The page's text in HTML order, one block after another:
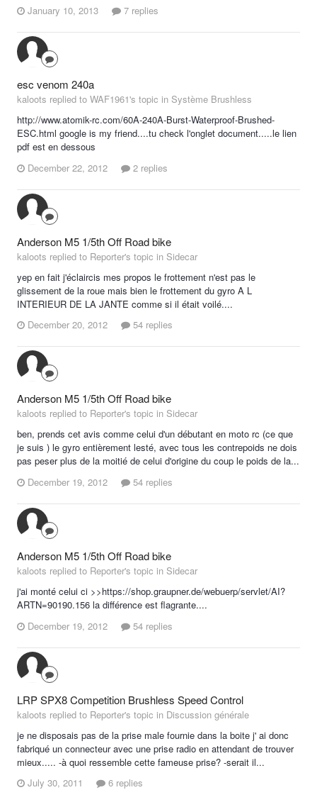
January 10, 2013
7 replies
esc venom 240a
kaloots replied to WAF1961's topic in Système Brushless
http://www.atomik-rc.com/60A-240A-Burst-Waterproof-Brushed-
ESC.html google is my friend....tu check l'onglet document.....le lien
pdf est en dessous
December 22, 2012
2 replies
Anderson M5 1/5th Off Road bike
kaloots replied to Reporter's topic in Sidecar
yep en fait j'éclaircis mes propos le frottement n'est pas le
glissement de la roue mais bien le frottement du gyro A L
INTERIEUR DE LA JANTE comme si il était voilé....
December 20, 2012
54 replies
Anderson M5 1/5th Off Road bike
kaloots replied to Reporter's topic in Sidecar
ben, prends cet avis comme celui d'un débutant en moto rc (ce que
je suis ) le gyro entièrement lesté, avec tous les contrepoids ne dois
pas peser plus de la moitié de celui d'origine du coup le poids de la...
December 19, 2012
54 replies
Anderson M5 1/5th Off Road bike
kaloots replied to Reporter's topic in Sidecar
j'ai monté celui ci >>https://shop.graupner.de/webuerp/servlet/AI?
ARTN=90190.156 la différence est flagrante....
December 19, 2012
54 replies
LRP SPX8 Competition Brushless Speed Control
kaloots replied to Reporter's topic in Discussion générale
je ne disposais pas de la prise male fournie dans la boite j' ai donc
fabriqué un connecteur avec une prise radio en attendant de trouver
mieux..... -à quoi ressemble cette fameuse prise? -serait il...
July 30, 2011
6 replies